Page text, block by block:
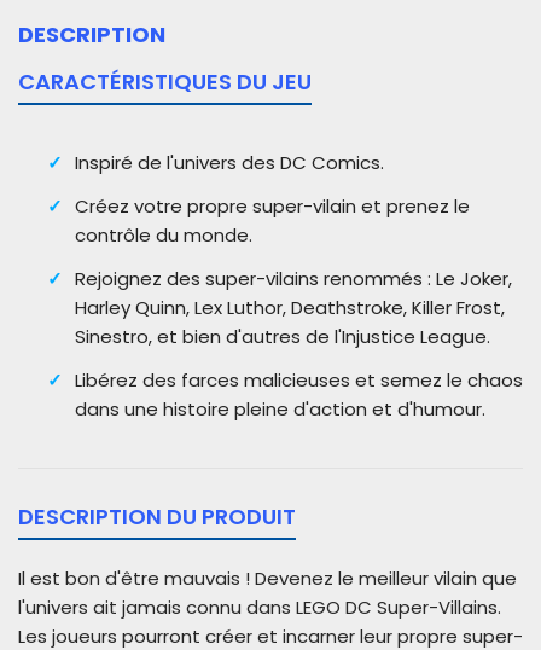
DESCRIPTION
CARACTÉRISTIQUES DU JEU
Inspiré de l'univers des DC Comics.
Créez votre propre super-vilain et prenez le
contrôle du monde.
Rejoignez des super-vilains renommés : Le Joker,
Harley Quinn, Lex Luthor, Deathstroke, Killer Frost,
Sinestro, et bien d'autres de l'Injustice League.
Libérez des farces malicieuses et semez le chaos
dans une histoire pleine d'action et d'humour.
DESCRIPTION DU PRODUIT
Il est bon d'être mauvais ! Devenez le meilleur vilain que
l'univers ait jamais connu dans LEGO DC Super-Villains.
Les joueurs pourront créer et incarner leur propre super-